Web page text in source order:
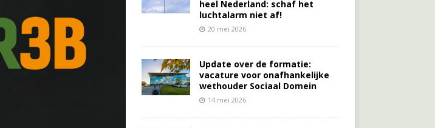
heel Nederland: schaf het
luchtalarm niet af!
20 mei 2026
Update over de formatie:
vacature voor onafhankelijke
wethouder Sociaal Domein
14 mei 2026